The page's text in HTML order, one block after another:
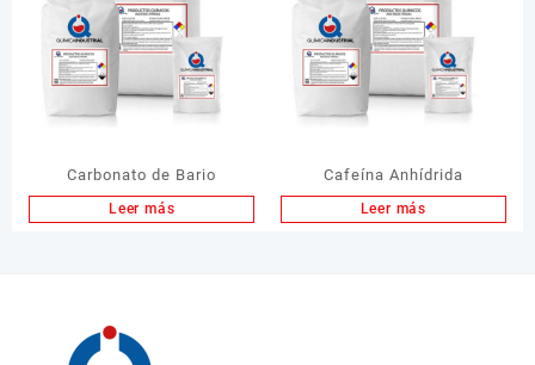
Carbonato de Bario
Leer más
Cafeína Anhídrida
Leer más